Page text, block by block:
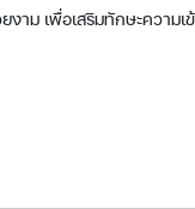
าม เพื่อเสริมทักษะความเ